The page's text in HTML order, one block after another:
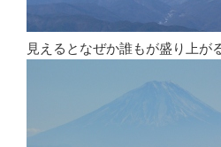
見えるとなぜか誰もが盛り上が